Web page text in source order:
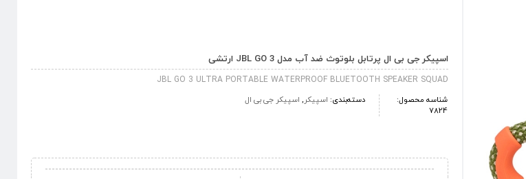
اسپیکر جی بی ال پرتابل بلوتوث ضد آب مدل JBL GO 3 ارتشی
JBL GO 3 ULTRA PORTABLE WATERPROOF BLUETOOTH SPEAKER SQUAD
شناسه محصول:
7824
دسته‌بندی: اسپیکر , اسپیکر جی بی ال